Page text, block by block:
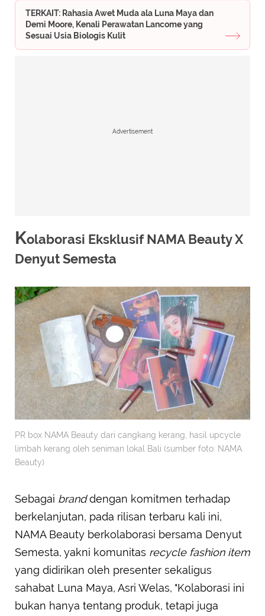
TERKAIT: Rahasia Awet Muda ala Luna Maya dan
Demi Moore, Kenali Perawatan Lancome yang
Sesuai Usia Biologis Kulit
Advertisement
Kolaborasi Eksklusif NAMA Beauty X
Denyut Semesta
PR box NAMA Beauty dari cangkang kerang, hasil upcycle
limbah kerang oleh seniman lokal Bali (sumber foto: NAMA
Beauty)
Sebagai branddengan komitmen terhadap
berkelanjutan, pada rilisan terbaru kali ini,
NAMA Beauty berkolaborasi bersama Denyut
Semesta, yakni komunitas recycle fashion item
yang didirikan oleh presenter sekaligus
sahabat Luna Maya, Asri Welas, "Kolaborasi ini
bukan hanya tentang produk, tetapi juga